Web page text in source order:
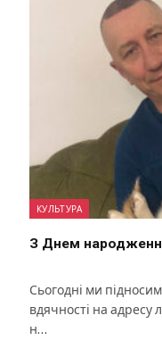
КУЛЬТУРА
З Днем
Сьогодні ми
вдячності на адресу
н…